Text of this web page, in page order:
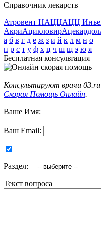
Справочник лекарств
Атровент НАЦЦАЦЦ
АкриАцикловирАцекардол
а б в г д е ж з и й к л м н о
п р с т у ф х ц ч ш щ э ю я
Бесплатная консультация
Консультируют врачи 03.ru
Скорая Помощь Онлайн.
Ваше Имя:
Ваш Email:
Раздел:
Текст вопроса